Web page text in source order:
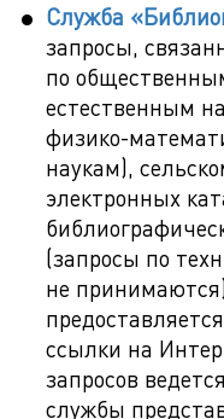
Служба
запросы,
по
естественным
физико-
наукам),
электронных
(запросы по
не
ссылки на
запросов
службы